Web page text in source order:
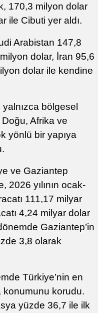
170,3 milyon dolar
ile Cibuti yer aldı.
Arabistan 147,8
dolar, İran 95,6
dolar ile kendine
yalnızca bölgesel
Afrika ve
yönlü bir yapıya
ve Gaziantep
2026 yılının ocak-
111,17 milyar
4,24 milyar dolar
Gaziantep’in
3,8 olarak
Türkiye’nin en
konumunu korudu.
yüzde 36,7 ile ilk